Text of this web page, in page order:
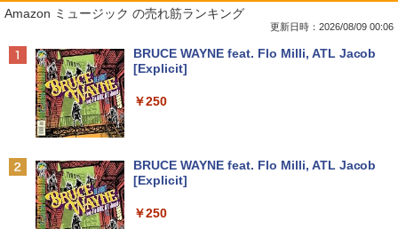
F-SZ6 CF-SV1 CF-SV2 CF-SV7 CF-SV8
CF-SV9 日本語キーボード
￥4,620
デル Lenovo 14型 14e Chromebook G
en 3 (第14世代Intel N100/ メモリ4GB/ e
0/ 5G Softbank/ Webカメラ)【送料無
モバイルディスプレイ 自立型 1920*1080
FHD ポータブルモニター IPS液晶パネル
h/PS3/PS4/PS5/Xbox One/PC/スマホ/U
SBType-C/標準HDMI対応【選べる種
液晶モニター Dell Pro 22モニター E222
100Hz VESA 対応 HDMI DisplayPort VG
構造編（令和7年10月） [ 公益社団法
￥18,260
￥2,750
Anker Soundcore P42i (Bluetooth 6.1)【完
全ワイヤレスイヤホン/ウルトラノイズキャン
間再生 / コンパクト形状/持ち運びに便利 / IP5
￥9,990
Anker Soundcore P31i ピンク
Amazon ミュージック の売れ筋ランキング
更新日時：2026/08/09 00:06
BRUCE WAYNE feat. Flo Milli, ATL Jacob
[Explicit]
￥250
BRUCE WAYNE feat. Flo Milli, ATL Jacob
[Explicit]
￥250